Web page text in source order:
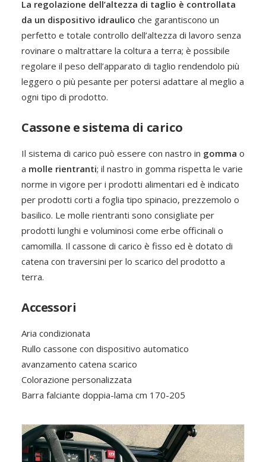
La regolazione dell’altezza di taglio è controllata
da un dispositivo idraulico che garantiscono un
perfetto e totale controllo dell’altezza di lavoro senza
rovinare o maltrattare la coltura a terra; è possibile
regolare il peso dell’apparato di taglio rendendolo più
leggero o più pesante per potersi adattare al meglio a
ogni tipo di prodotto.
Cassone e sistema di carico
Il sistema di carico può essere con nastro in gomma o
a molle rientranti; il nastro in gomma rispetta le varie
norme in vigore per i prodotti alimentari ed è indicato
per prodotti corti a foglia tipo spinacio, prezzemolo o
basilico. Le molle rientranti sono consigliate per
prodotti lunghi e voluminosi come erbe officinali o
camomilla. Il cassone di carico è fisso ed è dotato di
catena con traversini per lo scarico del prodotto a
terra.
Accessori
Aria condizionata
Rullo cassone con dispositivo automatico
avanzamento catena scarico
Colorazione personalizzata
Barra falciante doppia-lama cm 170-205